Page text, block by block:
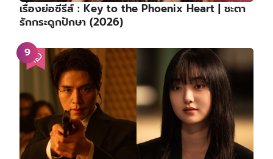
เรื่องย่อซีรีส์ : Key to the Phoenix Heart | ชะตา
รักกระดูกปักษา (2026)